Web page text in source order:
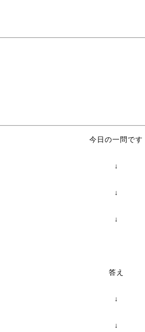
今日の一問です
↓
↓
↓
答え
↓
↓